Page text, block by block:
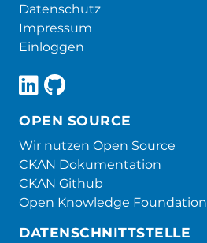
Datenschutz
Impressum
Einloggen
OPEN SOURCE
Wir nutzen Open Source
CKAN Dokumentation
CKAN Github
Open Knowledge Foundation
DATENSCHNITTSTELLE